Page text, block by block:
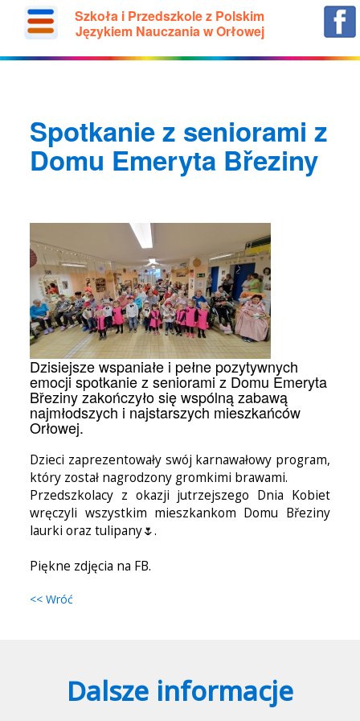
Szkoła i Przedszkole z Polskim
Językiem Nauczania w Orłowej
Spotkanie z seniorami z
Domu Emeryta Březiny
Dzisiejsze wspaniałe i pełne pozytywnych
emocji spotkanie z seniorami z Domu Emeryta
Březiny zakończyło się wspólną zabawą
najmłodszych i najstarszych mieszkańców
Orłowej.
Dzieci zaprezentowały swój karnawałowy program,
który został nagrodzony gromkimi brawami.
Przedszkolacy z okazji jutrzejszego Dnia Kobiet
wręczyli wszystkim mieszkankom Domu Březiny
laurki oraz tulipany🌷.
Piękne zdjęcia na FB.
<< Wróć
Dalsze informacje